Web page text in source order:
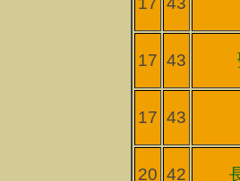
17 43
17 43
20 42